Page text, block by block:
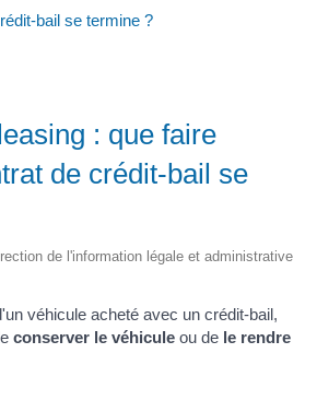
bail se termine ?
: que faire
de crédit-bail se
de l'information légale et administrative
véhicule acheté avec un crédit-bail,
conserver le véhicule ou de le rendre